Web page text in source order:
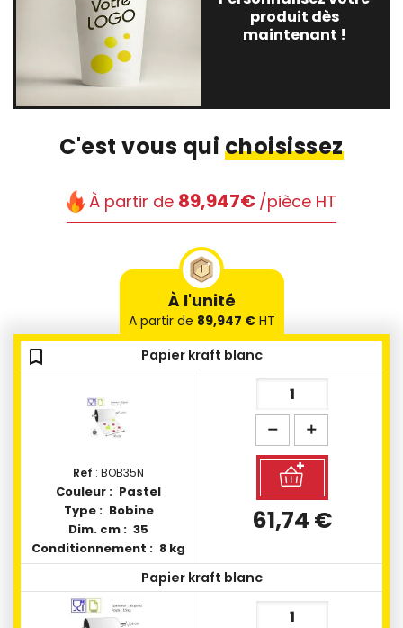
produit dès
maintenant !
C'est vous qui choisissez
À partir de 89,947€ /pièce HT
À l'unité
A partir de 89,947 €HT
bookmark_outline
Ref : BOB35N
Couleur : Pastel
Type : Bobine
Dim. cm : 35
Conditionnement : 8 kg
Papier kraft blanc
61,74 €
bookmark_outline
Papier kraft blanc